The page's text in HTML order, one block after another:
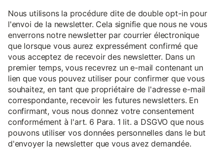
Nous utilisons la procédure dite de double opt-in pour
l'envoi de la newsletter. Cela signifie que nous ne vous
enverrons notre newsletter par courrier électronique
que lorsque vous aurez expressément confirmé que
vous acceptez de recevoir des newsletter. Dans un
premier temps, vous recevrez un e-mail contenant un
lien que vous pouvez utiliser pour confirmer que vous
souhaitez, en tant que propriétaire de l'adresse e-mail
correspondante, recevoir les futures newsletters. En
confirmant, vous nous donnez votre consentement
conformément à l'art. 6 Para. 1 lit. a DSGVO que nous
pouvons utiliser vos données personnelles dans le but
d'envoyer la newsletter que vous avez demandée.